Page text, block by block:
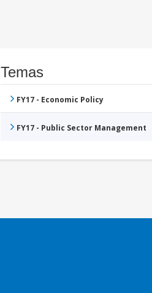
Temas
FY17 - Economic Policy
FY17 - Public Sector Management